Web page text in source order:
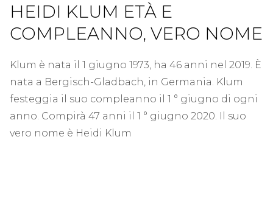
HEIDI KLUM ETÀ E
COMPLEANNO, VERO NOME
Klum è nata il 1 giugno 1973, ha 46 anni nel 2019. È
nata a Bergisch-Gladbach, in Germania. Klum
festeggia il suo compleanno il 1 ° giugno di ogni
anno. Compirà 47 anni il 1 ° giugno 2020. Il suo
vero nome è Heidi Klum